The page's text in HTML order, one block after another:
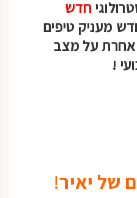
חדש
מעניק טיפים
על מצב
!
של יאיר!